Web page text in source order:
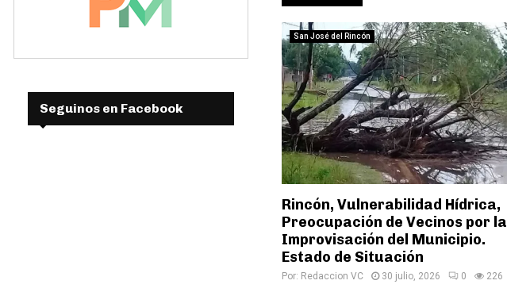
San José del Rincón
Rincón, Vulnerabilidad Hídrica,
Preocupación de Vecinos por la
Improvisación del Municipio.
Estado de Situación
Por: Redaccion VC 30 julio, 2026 0 226
Seguinos en Facebook